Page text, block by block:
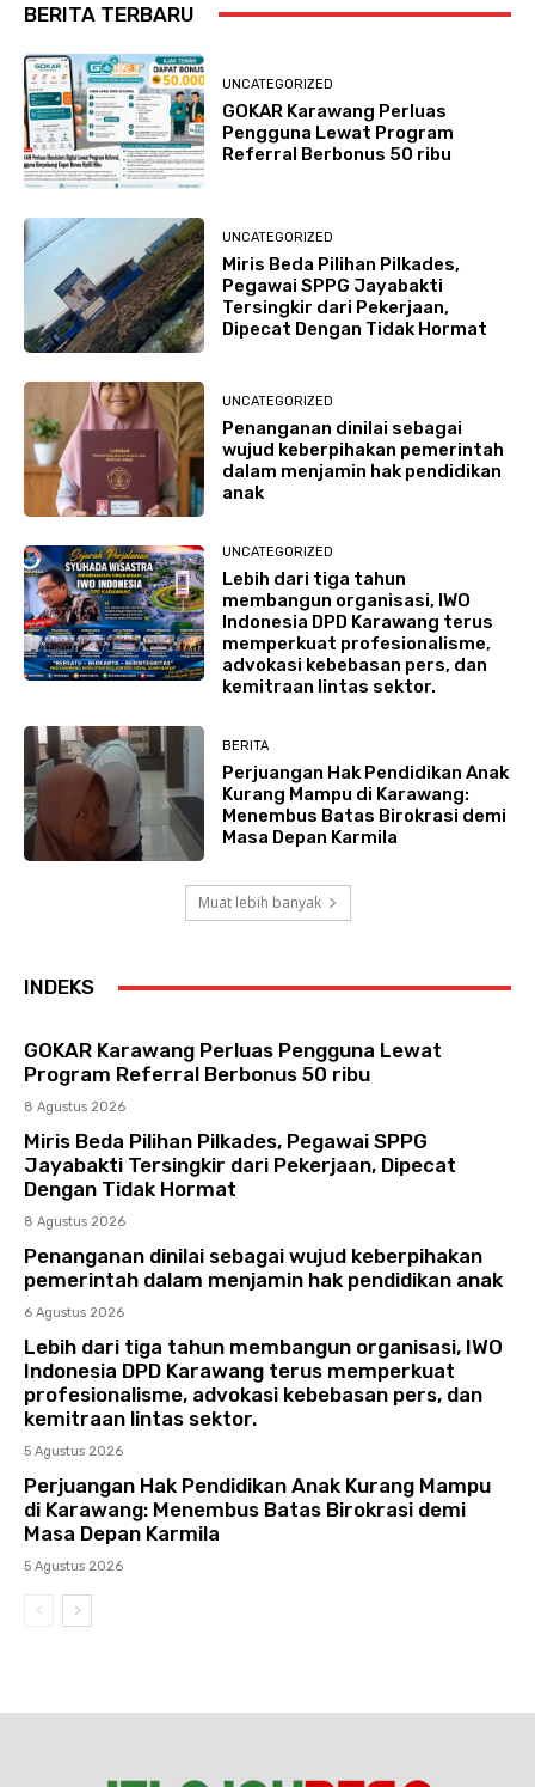
BERITA TERBARU
UNCATEGORIZED
GOKAR Karawang Perluas
Pengguna Lewat Program
Referral Berbonus 50 ribu
UNCATEGORIZED
Miris Beda Pilihan Pilkades,
Pegawai SPPG Jayabakti
Tersingkir dari Pekerjaan,
Dipecat Dengan Tidak Hormat
UNCATEGORIZED
Penanganan dinilai sebagai
wujud keberpihakan pemerintah
dalam menjamin hak pendidikan
anak
UNCATEGORIZED
Lebih dari tiga tahun
membangun organisasi, IWO
Indonesia DPD Karawang terus
memperkuat profesionalisme,
advokasi kebebasan pers, dan
kemitraan lintas sektor.
BERITA
Perjuangan Hak Pendidikan Anak
Kurang Mampu di Karawang:
Menembus Batas Birokrasi demi
Masa Depan Karmila
Muat lebih banyak
INDEKS
GOKAR Karawang Perluas Pengguna Lewat
Program Referral Berbonus 50 ribu
8 Agustus 2026
Miris Beda Pilihan Pilkades, Pegawai SPPG
Jayabakti Tersingkir dari Pekerjaan, Dipecat
Dengan Tidak Hormat
8 Agustus 2026
Penanganan dinilai sebagai wujud keberpihakan
pemerintah dalam menjamin hak pendidikan anak
6 Agustus 2026
Lebih dari tiga tahun membangun organisasi, IWO
Indonesia DPD Karawang terus memperkuat
profesionalisme, advokasi kebebasan pers, dan
kemitraan lintas sektor.
5 Agustus 2026
Perjuangan Hak Pendidikan Anak Kurang Mampu
di Karawang: Menembus Batas Birokrasi demi
Masa Depan Karmila
5 Agustus 2026